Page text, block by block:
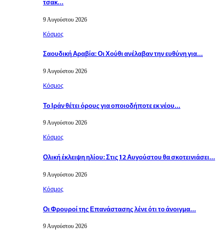
τσακ…
9 Αυγούστου 2026
Κόσμος
Σαουδική Αραβία: Οι Χούθι ανέλαβαν την ευθύνη για…
9 Αυγούστου 2026
Κόσμος
Το Ιράν θέτει όρους για οποιοδήποτε εκ νέου…
9 Αυγούστου 2026
Κόσμος
Ολική έκλειψη ηλίου: Στις 12 Αυγούστου θα σκοτεινιάσει…
9 Αυγούστου 2026
Κόσμος
Οι Φρουροί της Επανάστασης λένε ότι το άνοιγμα…
9 Αυγούστου 2026